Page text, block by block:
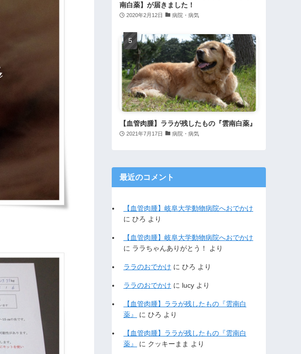
南白薬】が届きました！
2020年2月12日 病院・病気
【血管肉腫】ララが残したもの『雲南白薬』
2021年7月17日 病院・病気
最近のコメント
【血管肉腫】岐阜大学動物病院へおでかけ
に ひろ より
【血管肉腫】岐阜大学動物病院へおでかけ
に ララちゃんありがとう！ より
ララのおでかけ に ひろ より
ララのおでかけ に lucy より
【血管肉腫】ララが残したもの『雲南白
薬』
に ひろ より
【血管肉腫】ララが残したもの『雲南白
薬』
に クッキーまま より